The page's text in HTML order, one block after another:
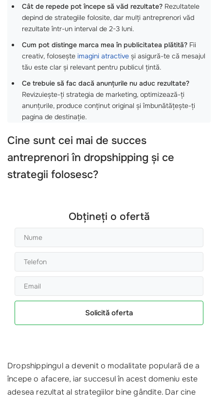
Cât de repede pot începe să văd rezultate? Rezultatele
depind de strategiile folosite, dar mulți antreprenori văd
rezultate într-un interval de 2-3 luni.
Cum pot distinge marca mea în publicitatea plătită? Fii
creativ, folosește imagini atractive și asigură-te că mesajul
tău este clar și relevant pentru publicul țintă.
Ce trebuie să fac dacă anunțurile nu aduc rezultate?
Revizuiește-ți strategia de marketing, optimizează-ți
anunțurile, produce conținut original și îmbunătățește-ți
pagina de destinație.
Cine sunt cei mai de succes
antreprenori în dropshipping și ce
strategii folosesc?
Obțineți o ofertă
Solicită oferta
Dropshippingul a devenit o modalitate populară de a
începe o afacere, iar succesul în acest domeniu este
adesea rezultat al strategiilor bine gândite. Dar cine